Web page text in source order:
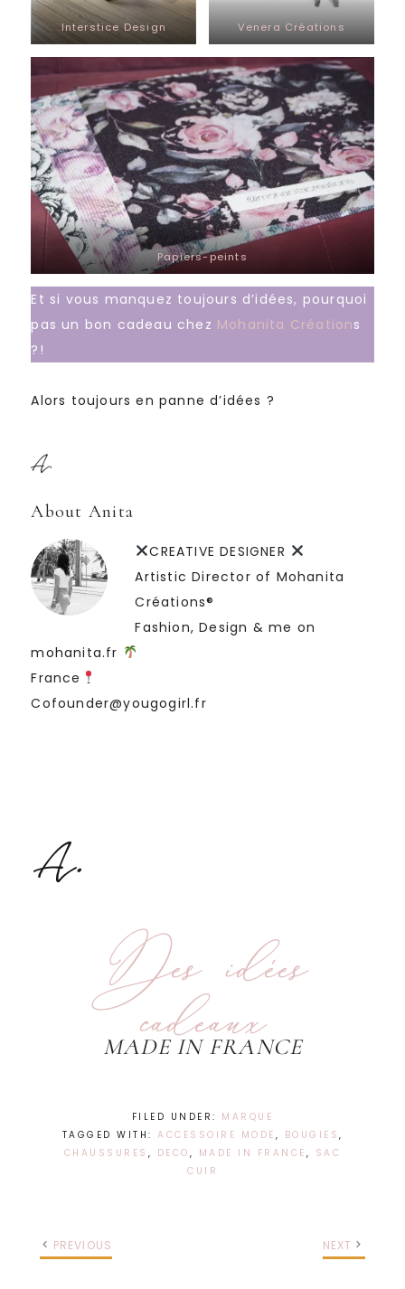
Interstice Design Venera Créations
Papiers-peints
Et si vous manquez toujours d’idées, pourquoi
pas un bon cadeau chez Mohanita Créations
?!
Alors toujours en panne d’idées ?
About Anita
CREATIVE DESIGNER
Artistic Director of Mohanita
Créations®
Fashion, Design & me on
mohanita.fr
France
Cofounder@yougogirl.fr
Des idées
cadeaux
MADE IN FRANCE
FILED UNDER: MARQUE
TAGGED WITH: ACCESSOIRE MODE , BOUGIES ,
CHAUSSURES , DECO , MADE IN FRANCE , SAC
CUIR
PREVIOUS NEXT